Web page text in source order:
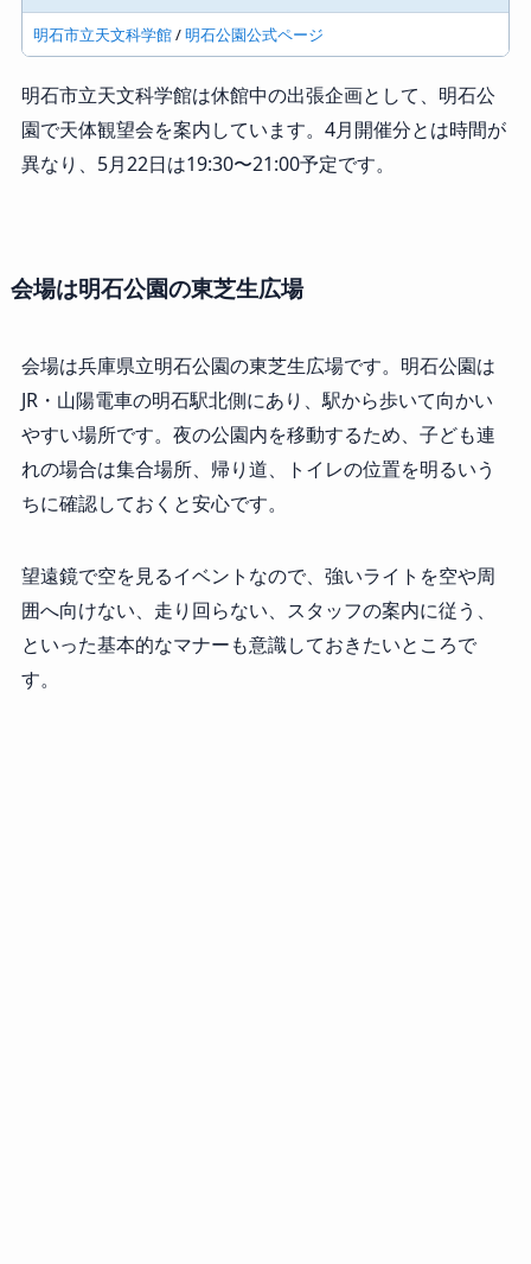
明石市立天文科学館/明石公園公式ページ
明石市立天文科学館は休館中の出張企画として、明石公
園で天体観望会を案内しています。4月開催分とは時間が
異なり、5月22日は19:30〜21:00予定です。
会場は明石公園の東芝生広場
会場は兵庫県立明石公園の東芝生広場です。明石公園は
JR・山陽電車の明石駅北側にあり、駅から歩いて向かい
やすい場所です。夜の公園内を移動するため、子ども連
れの場合は集合場所、帰り道、トイレの位置を明るいう
ちに確認しておくと安心です。
望遠鏡で空を見るイベントなので、強いライトを空や周
囲へ向けない、走り回らない、スタッフの案内に従う、
といった基本的なマナーも意識しておきたいところで
す。